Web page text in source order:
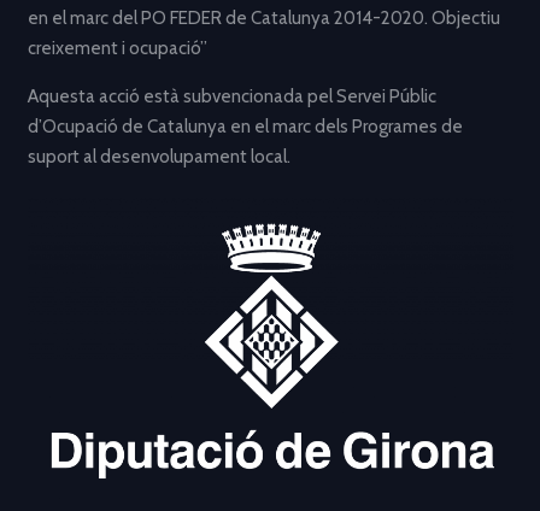
en el marc del PO FEDER de Catalunya 2014-2020. Objectiu
creixement i ocupació”
Aquesta acció està subvencionada pel Servei Públic
d’Ocupació de Catalunya en el marc dels Programes de
suport al desenvolupament local.